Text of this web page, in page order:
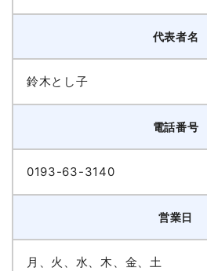
代表者名
鈴木とし子
電話番号
0193-63-3140
営業日
月、火、水、木、金、土